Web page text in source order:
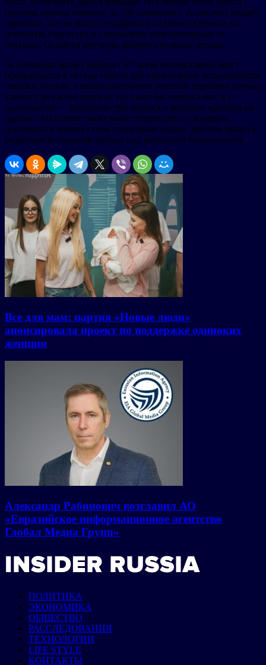
напиши письмо клиенту, до 700 символов». Ассистент выдаёт
черновик. Он не знает специфики или имени клиента, но
основную структуру и содержание подготавливает за
секунды. Остаётся вручную добавить нужные детали.
За несколько минут работы с Р7 ассистентом сырой текст
превращается в чёткие тезисы для презентации, исправляются
ошибки и стиль, а также получается готовый черновик письма
клиенту. Без ассистента на это ушло бы полчаса-час, а с
ассистентом — буквально три запроса и немного времени на
правки. Ассистент также умеет переводить, сокращать,
дополнять и менять стиль под разные задачи, работая прямо в
редакторе и сохраняя данные под контролем пользователя.
Все для мам: партия «Новые люди»
анонсировала проект по поддержке одиноких
женщин
Александр Рабинович возглавил АО
«Евразийское информационное агентство
Глобал Медиа Групп»
ПОЛИТИКА
ЭКОНОМИКА
ОБЩЕСТВО
РАССЛЕДОВАНИЯ
ТЕХНОЛОГИИ
LIFE STYLE
КОНТАКТЫ